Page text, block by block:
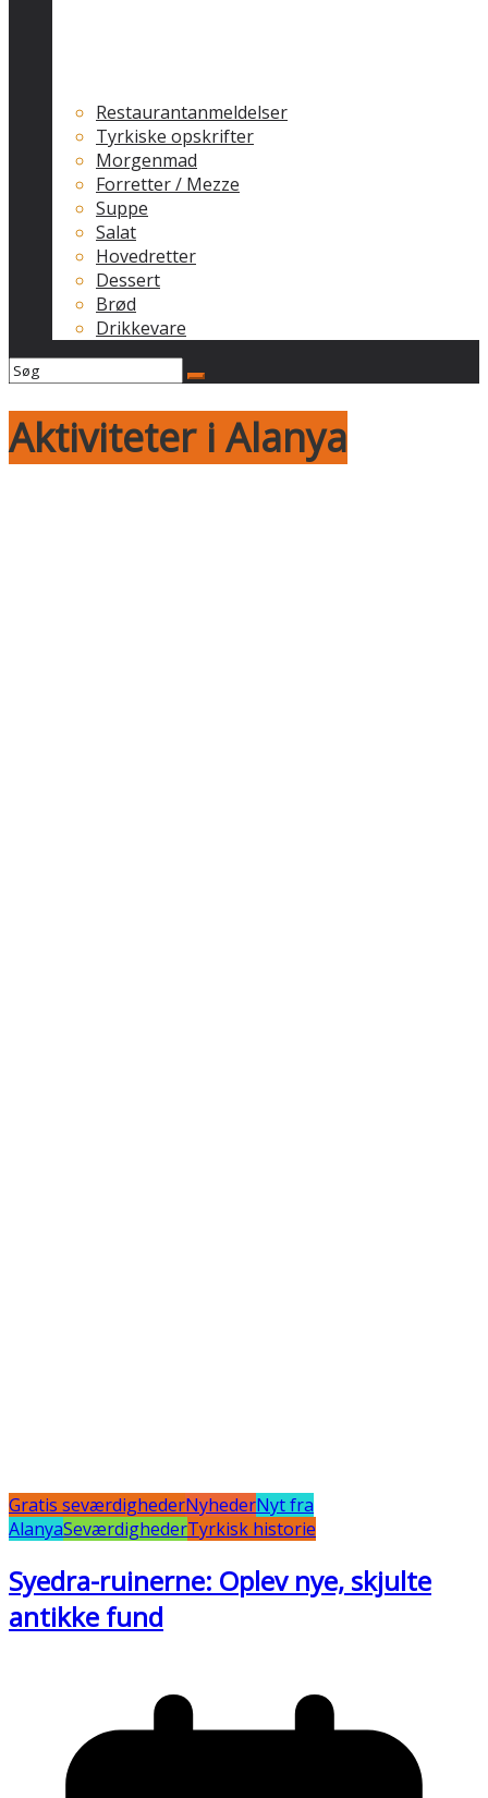
Restaurantanmeldelser
Tyrkiske opskrifter
Morgenmad
Forretter / Mezze
Suppe
Salat
Hovedretter
Dessert
Brød
Drikkevare
Aktiviteter i Alanya
Gratis seværdighederNyhederNyt fra
AlanyaSeværdighederTyrkisk historie
Syedra-ruinerne: Oplev nye, skjulte
antikke fund